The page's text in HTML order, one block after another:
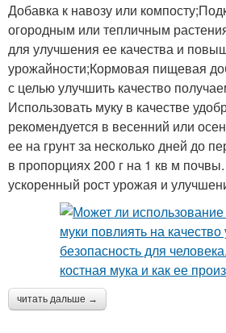
Добавка к навозу или
огородным или тепличным
для улучшения ее качества и
урожайности;Кормовая пищевая
с целью улучшить качество
Использовать муку в качестве
рекомендуется в весенний или
ее на грунт за несколько дней до
в пропорциях 200 г на 1 кв м
ускоренный рост урожая и
читать дальше →